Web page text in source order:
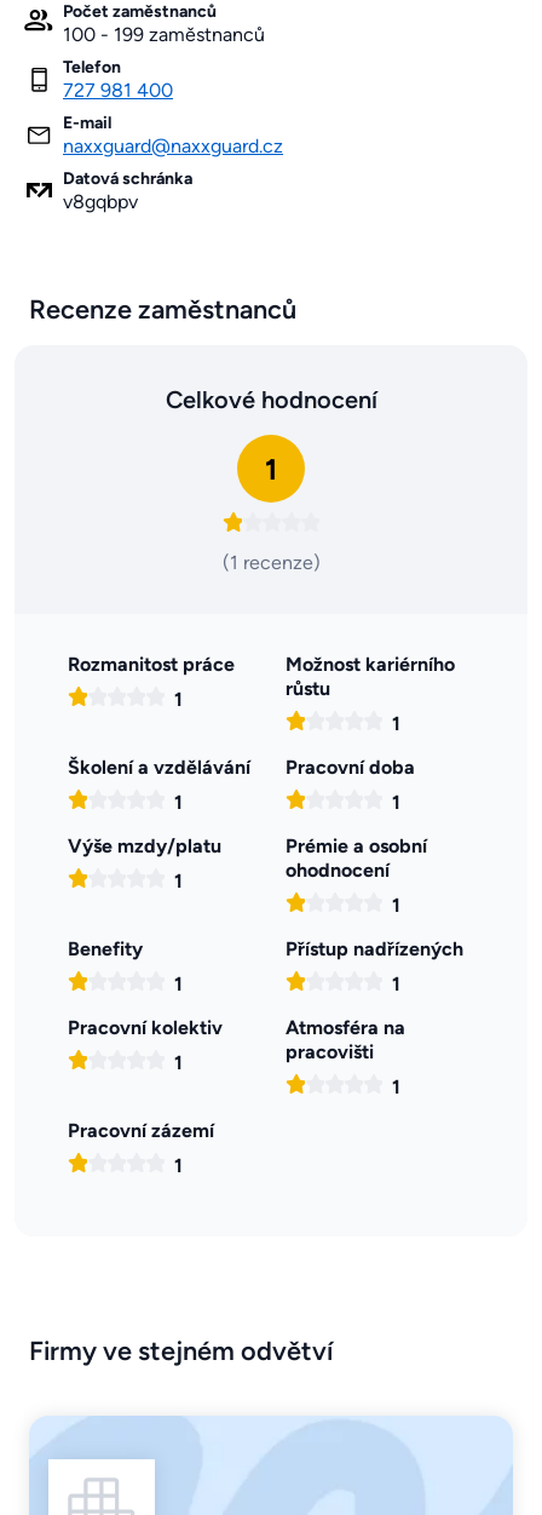
Počet zaměstnanců
100 - 199 zaměstnanců
Telefon
727 981 400
E-mail
naxxguard@naxxguard.cz
Datová schránka
v8gqbpv
Recenze zaměstnanců
Celkové hodnocení
1
(1 recenze)
Rozmanitost práce
1
Možnost kariérního
růstu
1
Školení a vzdělávání
1
Pracovní doba
1
Výše mzdy/platu
1
Prémie a osobní
ohodnocení
1
Benefity
1
Přístup nadřízených
1
Pracovní kolektiv
1
Atmosféra na
pracovišti
1
Pracovní zázemí
1
Firmy ve stejném odvětví